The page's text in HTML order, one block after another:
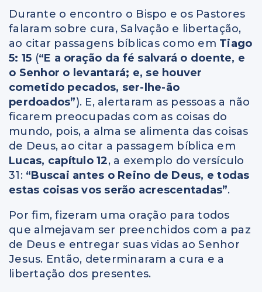
Durante o encontro o Bispo e os Pastores
falaram sobre cura, Salvação e libertação,
ao citar passagens bíblicas como em Tiago
5: 15 (“E a oração da fé salvará o doente, e
o Senhor o levantará; e, se houver
cometido pecados, ser-lhe-ão
perdoados”). E, alertaram as pessoas a não
ficarem preocupadas com as coisas do
mundo, pois, a alma se alimenta das coisas
de Deus, ao citar a passagem bíblica em
Lucas, capítulo 12, a exemplo do versículo
31: “Buscai antes o Reino de Deus, e todas
estas coisas vos serão acrescentadas”.
Por fim, fizeram uma oração para todos
que almejavam ser preenchidos com a paz
de Deus e entregar suas vidas ao Senhor
Jesus. Então, determinaram a cura e a
libertação dos presentes.